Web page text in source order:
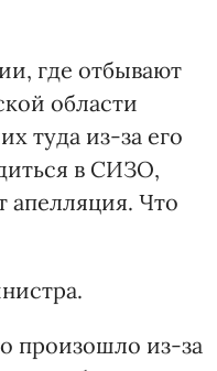
где отбывают
области
туда из-за его
в СИЗО,
апелляция. Что
произошло из-за